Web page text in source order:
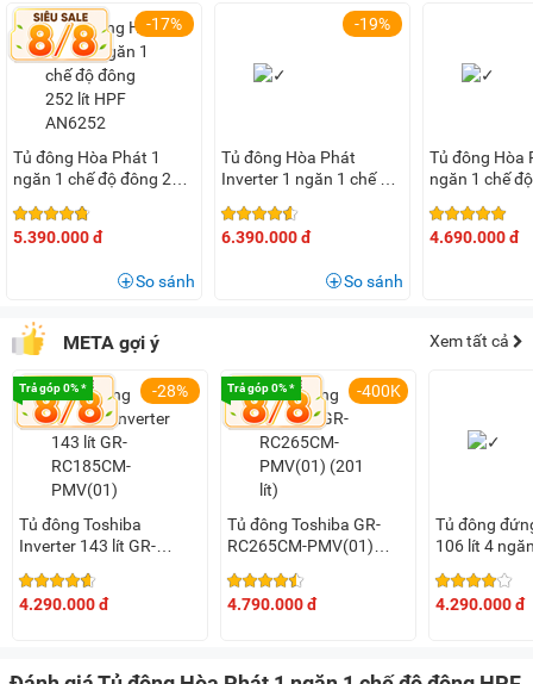
khỏe của người dùng.
Dàn lạnh bằng đồng cho độ bền tối ưu, làm lạnh nhanh
chóng
chất liệu đồng nguyên chất vừa đảm bảo độ bền tối ưu,
hiệu quả bảo quản thực phẩm tốt hơn, tạo cảm giác yên tâm
Lớp bảo ôn (vỏ) của tủ đông Hòa Phát HPF AD6252 được
thiết kế dày dặn từ 50 - 62mm cho khả năng giữ nhiệt, cách
nhiệt hiệu quả, hạn chế thất thoát hơi lạnh ra bên ngoài để
bảo quản thực phẩm tốt hơn.
Dung tích 252 lít
Sản phẩm có thiết kế 1 ngăn với dung tích sử dụng là 252 lít
dễ dàng đáp ứng nhu cầu sử dụng cho nhiều cửa hàng, tiệm
-17%
Tủ đông Hòa Phát 1
ngăn 1 chế độ đông 252
5.390.000 đ
So sánh
-19%
Tủ đông Hòa Phát
Inverter 1 ngăn 1 chế độ
AD8252
6.390.000 đ
So sánh
Tủ đông Hòa
ngăn 1 chế
4.690.000 đ
META gợi ý Xem tất cả
Trả góp 0% * -28%
Tủ đông Toshiba
Inverter 143 lít GR-
4.290.000 đ
Trả góp 0% * -400K
Tủ đông Toshiba GR-
RC265CM-PMV(01)
4.790.000 đ
Tủ đông
106 lít 4
4.290.000 đ